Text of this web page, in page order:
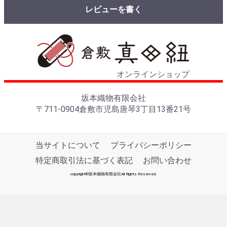
レビューを書く
オンラインショップ
坂本織物有限会社
〒711-0904倉敷市児島唐琴3丁目13番21号
当サイトについて
プライバシーポリシー
特定商取引法に基づく表記
お問い合わせ
copyright©坂本織物有限会社All Rights Reserved.